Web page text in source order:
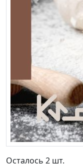
Осталось 2 шт.